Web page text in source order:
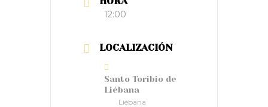
12:00
LOCALIZACIÓN
Santo Toribio de
Liébana
Liébana